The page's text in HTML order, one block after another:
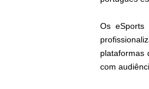
Os eSports
plataformas
com